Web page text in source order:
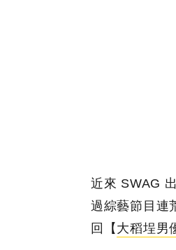
近來 SWAG
過綜藝節目連
回【 大稻埕男